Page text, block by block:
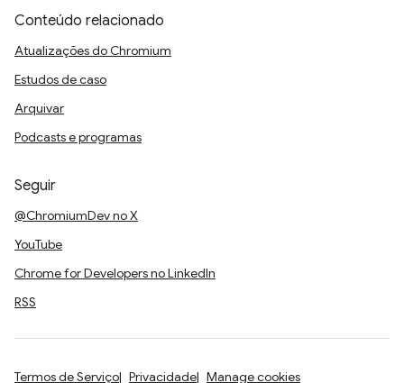
Conteúdo relacionado
Atualizações do Chromium
Estudos de caso
Arquivar
Podcasts e programas
Seguir
@ChromiumDev no X
YouTube
Chrome for Developers no LinkedIn
RSS
Termos de Serviço Privacidade Manage cookies